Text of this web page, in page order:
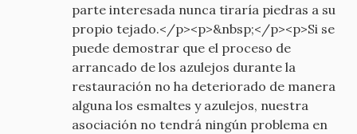
parte interesada nunca tiraría piedras a su
propio tejado.</p><p>&nbsp;</p><p>Si se
puede demostrar que el proceso de
arrancado de los azulejos durante la
restauración no ha deteriorado de manera
alguna los esmaltes y azulejos, nuestra
asociación no tendrá ningún problema en